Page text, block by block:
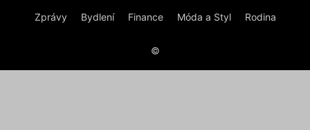
Zprávy Bydlení Finance Móda a Styl Rodina
©